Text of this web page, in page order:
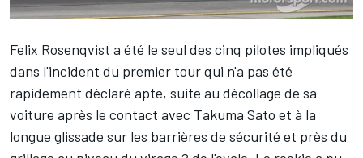
Felix Rosenqvist a été le seul des cinq pilotes impliqués
dans l'incident du premier tour qui n'a pas été
rapidement déclaré apte, suite au décollage de sa
voiture après le contact avec Takuma Sato et à la
longue glissade sur les barrières de sécurité et près du